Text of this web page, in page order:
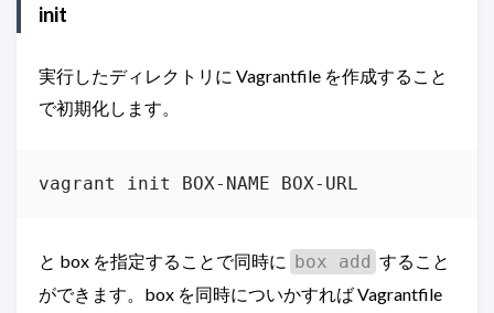
init
実行したディレクトリに Vagrantfile を作成すること
で初期化します。
vagrant init BOX-NAME BOX-URL
と box を指定することで同時に box add すること
ができます。box を同時についかすれば Vagrantfile